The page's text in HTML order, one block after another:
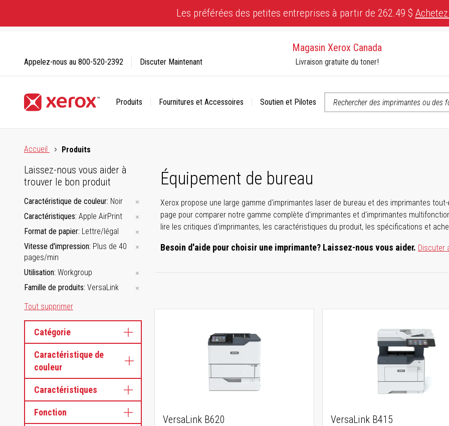
Content
Les préférées des petites entreprises à partir de 262.49 $
Magasin Xerox Canada
Livraison gratuite du toner!
Produits Fournitures et Accessoires
Soutien et Pilotes
Appelez-nous au 800-520-2392 Discuter Maintenant
Accueil
Produits
Équipement de bureau
Xerox propose une large gamme d'imprimantes laser de bureau et des imprimantes
page pour comparer notre gamme complète d'imprimantes et d'imprimantes
lire les critiques d'imprimantes, les caractéristiques du produit, les spécifications et
Besoin d'aide pour choisir une imprimante? Laissez-nous vous aider. Discuter
Laissez-nous vous aider à
trouver le bon produit
Caractéristique de couleur Noir
Caractéristiques Apple AirPrint
Format de papier Lettre/légal
Vitesse d'impression Plus de 40
pages/min
Utilisation Workgroup
Famille de produits VersaLink
Tout supprimer
Catégorie
Caractéristique de
couleur
Caractéristiques
Fonction
VersaLink B620 VersaLink B415